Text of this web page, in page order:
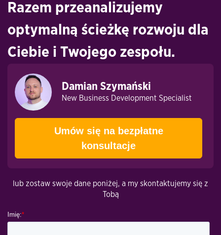
Razem przeanalizujemy
optymalną ścieżkę rozwoju dla
Ciebie i Twojego zespołu.
Damian Szymański
New Business Development Specialist
Umów się na bezpłatne
konsultacje
lub zostaw swoje dane poniżej, a my skontaktujemy się z
Tobą